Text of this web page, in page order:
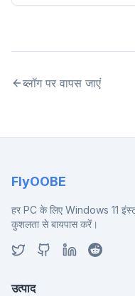
ब्लॉग पर वापस जाएं
FlyOOBE
हर PC के लिए Windows 11
कुशलता से बायपास करें।
उत्पाद